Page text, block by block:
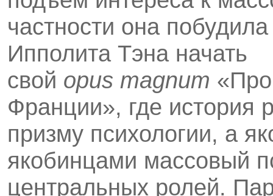
частности она
Ипполита Тэна начать
свой opus magnum
Франции», где история
призму психологии, а
якобинцами массовый
центральных ролей.